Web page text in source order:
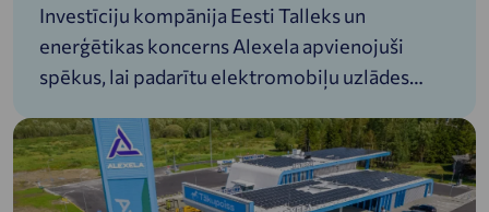
Investīciju kompānija Eesti Talleks un
enerģētikas koncerns Alexela apvienojuši
spēkus, lai padarītu elektromobiļu uzlādes
Sadarbība starp abiem uzņēmumiem nav
jaunums. Līdz šim sadarbība notika investīciju
kompānijai piederošā auto biznesa City